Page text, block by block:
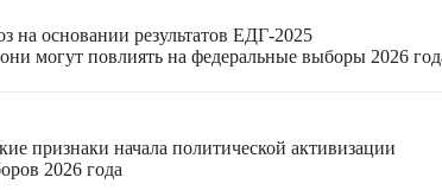
на основании результатов ЕДГ-2025
могут повлиять на федеральные выборы 2026
признаки начала политической активизации
2026 года